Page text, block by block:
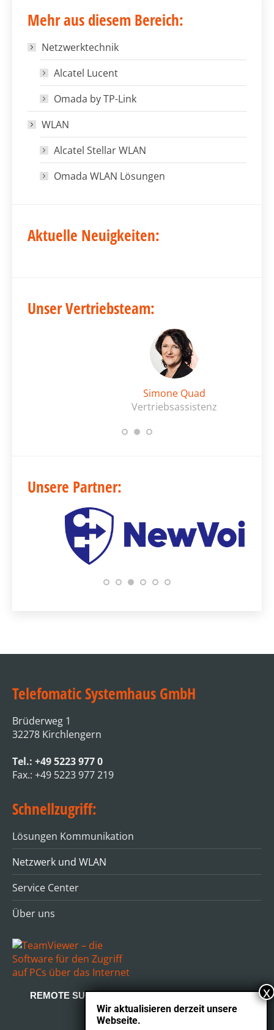
Mehr aus diesem Bereich:
Netzwerktechnik
Alcatel Lucent
Omada by TP-Link
WLAN
Alcatel Stellar WLAN
Omada WLAN Lösungen
Aktuelle Neuigkeiten:
Unser Vertriebsteam:
Simone Quad
Vertriebsassistenz
Unsere Partner:
Telefomatic Systemhaus GmbH
Brüderweg 1
32278 Kirchlengern
Tel.: +49 5223 977 0
Fax.: +49 5223 977 219
Schnellzugriff:
Lösungen Kommunikation
Netzwerk und WLAN
Service Center
Über uns
REMOTE SUPPORT
Wir aktualisieren derzeit unsere
Webseite.